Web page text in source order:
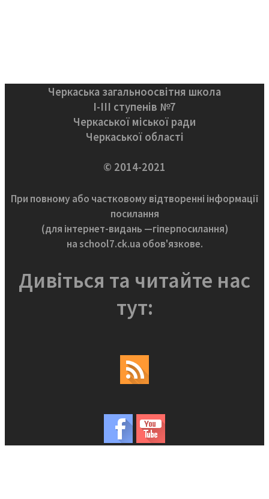
Черкаська загальноосвітня школа
І-ІІІ ступенів №7
Черкаської міської ради
Черкаської області
© 2014-2021
При повному або частковому відтворенні інформації
посилання
(для інтернет-видань —гіперпосилання)
на school7.ck.ua обов'язкове.
Дивіться та читайте нас
тут: